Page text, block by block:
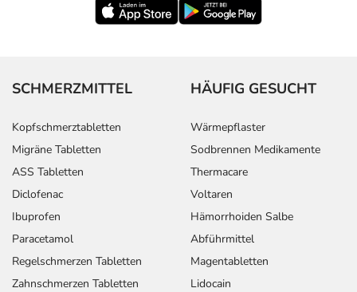
SCHMERZMITTEL
Kopfschmerztabletten
Migräne Tabletten
ASS Tabletten
Diclofenac
Ibuprofen
Paracetamol
Regelschmerzen Tabletten
Zahnschmerzen Tabletten
HÄUFIG GESUCHT
Wärmepflaster
Sodbrennen Medikamente
Thermacare
Voltaren
Hämorrhoiden Salbe
Abführmittel
Magentabletten
Lidocain